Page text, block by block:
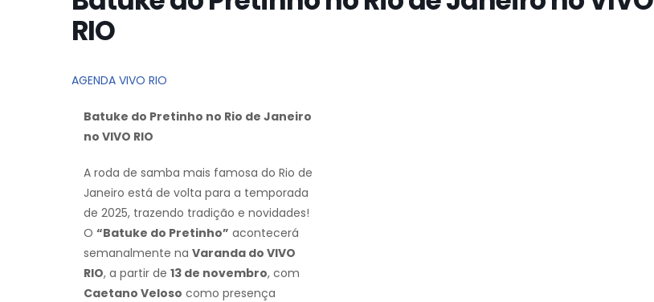
RIO
AGENDA VIVO RIO
Batuke do Pretinho no Rio de Janeiro
no VIVO RIO
A roda de samba mais famosa do Rio de
Janeiro está de volta para a temporada
de 2025, trazendo tradição e novidades!
O “Batuke do Pretinho” acontecerá
semanalmente na Varanda do VIVO
RIO, a partir de 13 de novembro, com
Caetano Veloso como presença